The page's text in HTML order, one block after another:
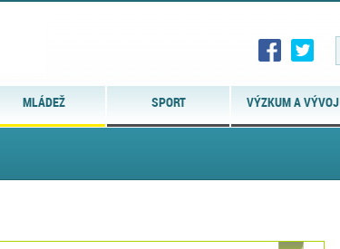
MLÁDEŽ SPORT VÝZKUM A VÝVOJ